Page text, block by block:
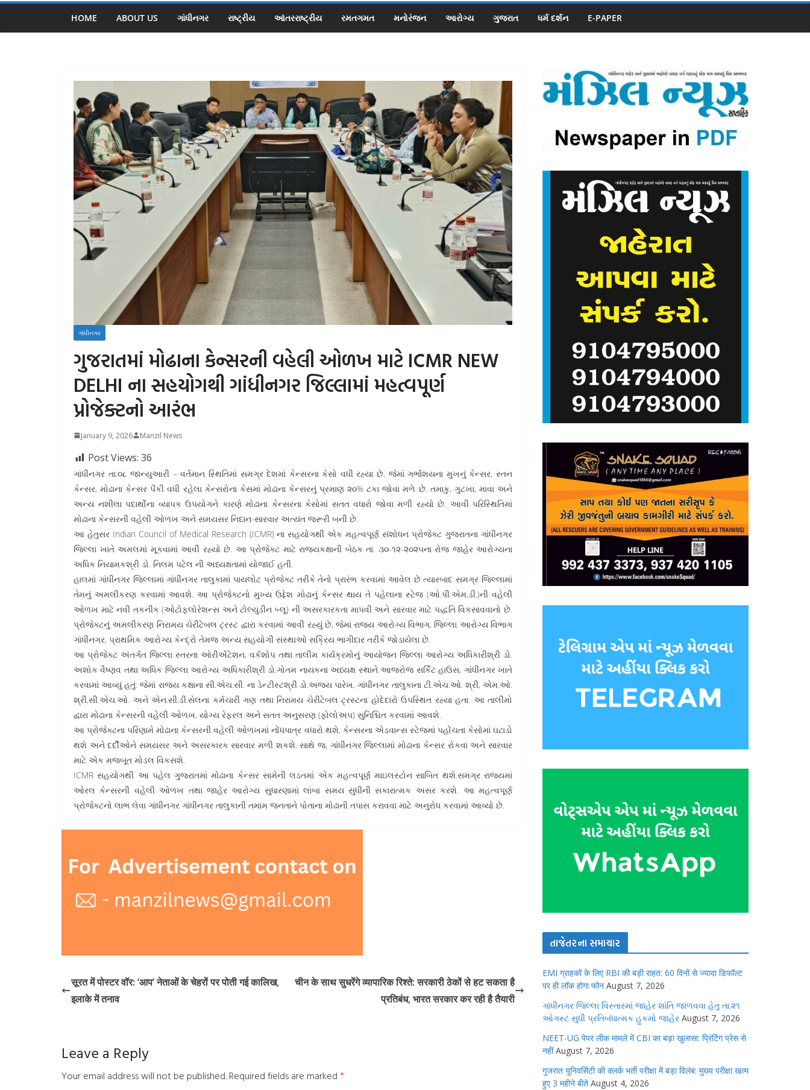
HOME ABOUT US ગાંધીનગર રાષ્ટ્રીય આંતરરાષ્ટ્રીય રમતગમત મનોરંજન આરોગ્ય ગુજરાત ધર્મ દર્શન E-PAPER
ગાંધીનગર
ગુજરાતમાં મોઢાના કેન્સરની વહેલી ઓળખ માટે ICMR NEW
DELHI ના સહયોગથી ગાંધીનગર જિલ્લામાં મહત્વપૂર્ણ
પ્રોજેક્ટનો આરંભ
January 9, 2026 Manzil News
Post Views: 36
ગાંધીનગર તા.૦૮ જાન્યુઆરી – વર્તમાન સ્થિતિમાં સમગ્ર દેશમાં કેન્સરના કેસો વધી રહ્યા છે. જેમાં ગર્ભાશયના મુખનું કેન્સર, સ્તન
કેન્સર, મોઢાના કેન્સર પૈકી વધી રહેલા કેન્સરોના કેસમાં મોઢાના કેન્સરનું પ્રમાણ ૨૦% ટકા જોવા મળે છે. તમાકુ, ગુટખા, માવા અને
અન્ય નશીલા પદાર્થોના વ્યાપક ઉપયોગને કારણે મોઢાના કેન્સરના કેસોમાં સતત વધારો જોવા મળી રહ્યો છે. આવી પરિસ્થિતિમાં
મોઢાના કેન્સરની વહેલી ઓળખ અને સમયસર નિદાન-સારવાર અત્યંત જરૂરી બની છે.
આ હેતુસર Indian Council of Medical Research (ICMR) ના સહયોગથી એક મહત્વપૂર્ણ સંશોધન પ્રોજેક્ટ ગુજરાતના ગાંધીનગર
જિલ્લા ખાતે અમલમાં મૂકવામાં આવી રહ્યો છે. આ પ્રોજેક્ટ માટે રાજ્યકક્ષાની બેઠક તા. ૩૦-૧૨-૨૦૨૫ના રોજ જાહેર આરોગ્યના
અધિક નિયામકશ્રી ડો. નિલમ પટેલ ની અધ્યક્ષતામાં યોજાઈ હતી.
હાલમાં ગાંધીનગર જિલ્લામાં ગાંધીનગર તાલુકામાં પાયલોટ પ્રોજેક્ટ તરીકે તેનો પ્રારંભ કરવામાં આવેલ છે ત્યારબાદ સમગ્ર જિલ્લામાં
તેમનું અમલીકરણ કરવામાં આવશે. આ પ્રોજેક્ટનો મુખ્ય ઉદ્દેશ મોઢાનું કેન્સર થાય તે પહેલાના સ્ટેજ (ઓ.પી.એમ.ડી.)ની વહેલી
ઓળખ માટે નવી તકનીક (ઓટોફ્લોરેશન્સ અને ટોલ્યુડીન બ્લૂ) ની અસરકારકતા માપવી અને સારવાર માટે પદ્ધતિ વિકસાવવાનો છે.
પ્રોજેક્ટનું અમલીકરણ નિરામય ચેરીટેબલ ટ્રસ્ટ દ્વારા કરવામાં આવી રહ્યું છે, જેમાં રાજ્ય આરોગ્ય વિભાગ, જિલ્લા આરોગ્ય વિભાગ
ગાંધીનગર, પ્રાથમિક આરોગ્ય કેન્દ્રો તેમજ અન્ય સહયોગી સંસ્થાઓ સક્રિય ભાગીદાર તરીકે જોડાયેલા છે.
આ પ્રોજેક્ટ અંતર્ગત જિલ્લા સ્તરના ઓરીએંટેશન, વર્કશોપ તથા તાલીમ કાર્યક્રમોનું આયોજન જિલ્લા આરોગ્ય અધિકારીશ્રી ડો.
અશોક વૈષ્ણવ તથા અધિક જિલ્લા આરોગ્ય અધિકારીશ્રી ડો.ગોતમ નાયકના અધ્યક્ષ સ્થાને આજરોજ સર્કિટ હાઉસ, ગાંધીનગર ખાતે
કરવામાં આવ્યું હતું. જેમાં રાજ્ય કક્ષાના સી.એચ.સી. ના ડેન્ટીસ્ટશ્રી ડો.અજય પારેખ, ગાંધીનગર તાલુકાના ટી.એચ.ઓ. શ્રી, એમ.ઓ.
શ્રી,સી.એચ.ઓ. અને એન.સી.ડી.સેલના કર્મચારી ગણ તથા નિરામય ચેરીટેબલ ટ્રસ્ટના હોદેદારો ઉપસ્થિત રહ્યા હતા. આ તાલીમો
દ્વારા મોઢાના કેન્સરની વહેલી ઓળખ, યોગ્ય રેફરલ અને સતત અનુસરણ (ફોલોઅપ) સુનિશ્ચિત કરવામાં આવશે.
આ પ્રોજેક્ટના પરિણામે મોઢાના કેન્સરની વહેલી ઓળખમાં નોંધપાત્ર વધારો થશે, કેન્સરના એડવાન્સ સ્ટેજમાં પહોંચતા કેસોમાં ઘટાડો
થશે અને દર્દીઓને સમયસર અને અસરકારક સારવાર મળી શકશે. સાથે જ, ગાંધીનગર જિલ્લામાં મોઢાના કેન્સર રોકવા અને સારવાર
માટે એક મજબૂત મોડલ વિકસશે.
ICMR સહયોગથી આ પહેલ ગુજરાતમાં મોઢાના કેન્સર સામેની લડતમાં એક મહત્વપૂર્ણ માઇલસ્ટોન સાબિત થશે.સમગ્ર રાજ્યમાં
ઓરલ કેન્સરની વહેલી ઓળખ તથા જાહેર આરોગ્ય સુધારણામાં લાંબા સમય સુધીની સકારાત્મક અસર કરશે. આ મહત્વપૂર્ણ
પ્રોજેક્ટનો લાભ‌ લેવા ગાંધીનગર ગાંધીનગર તાલુકાની તમામ જનતાને પોતાના મોઢાની તપાસ કરાવવા માટે અનુરોધ કરવામાં આવ્યો છે.
सूरत में पोस्टर वॉर: ‘आप’ नेताओं के चेहरों पर पोती गई कालिख,
इलाके में तनाव
चीन के साथ सुधरेंगे व्यापारिक रिश्ते: सरकारी ठेकों से हट सकता है
प्रतिबंध, भारत सरकार कर रही है तैयारी
Leave a Reply
Your email address will not be published. Required fields are marked *
તાજેતરના સમાચાર
EMI ग्राहकों के लिए RBI की बड़ी राहत: 60 दिनों से ज्यादा डिफॉल्ट
पर ही लॉक होगा फोन August 7, 2026
ગાંધીનગર જિલ્લા વિસ્તારમાં જાહેર શાંતિ જાળવવા હેતુ તા.૨૧
ઓગસ્ટ સુધી પ્રતિબંધાત્મક હુકમો જાહેર August 7, 2026
NEET-UG पेपर लीक मामले में CBI का बड़ा खुलासा: प्रिंटिंग प्रेस से
नहीं August 7, 2026
गुजरात यूनिवर्सिटी की क्लर्क भर्ती परीक्षा में बड़ा विलंब: मुख्य परीक्षा खत्म
हुए 3 महीने बीते August 4, 2026